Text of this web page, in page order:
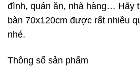
đình, quán ăn, nhà hàng… Hãy
bàn 70x120cm được rất nhiều
nhé.
Thông số sản phẩm